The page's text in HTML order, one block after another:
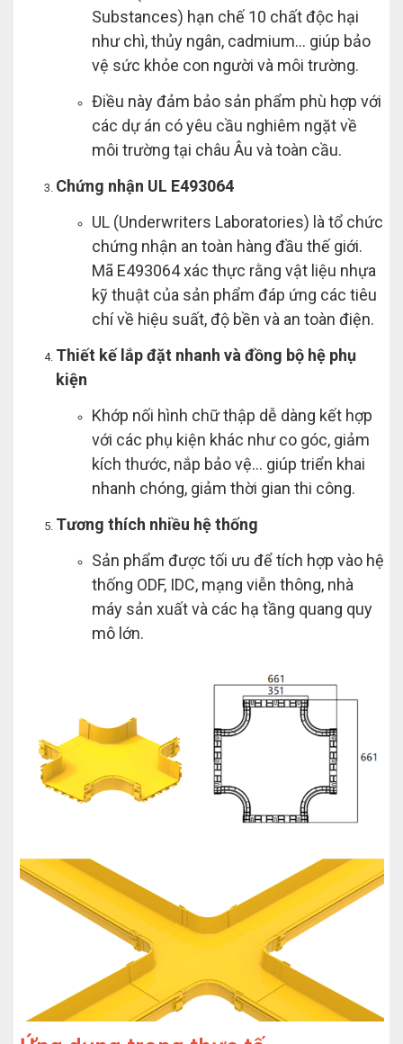
Substances) hạn chế 10 chất độc hại
như chì, thủy ngân, cadmium… giúp bảo
vệ sức khỏe con người và môi trường.
Điều này đảm bảo sản phẩm phù hợp với
các dự án có yêu cầu nghiêm ngặt về
môi trường tại châu Âu và toàn cầu.
Chứng nhận UL E493064
UL (Underwriters Laboratories) là tổ chức
chứng nhận an toàn hàng đầu thế giới.
Mã E493064 xác thực rằng vật liệu nhựa
kỹ thuật của sản phẩm đáp ứng các tiêu
chí về hiệu suất, độ bền và an toàn điện.
Thiết kế lắp đặt nhanh và đồng bộ hệ phụ
kiện
Khớp nối hình chữ thập dễ dàng kết hợp
với các phụ kiện khác như co góc, giảm
kích thước, nắp bảo vệ… giúp triển khai
nhanh chóng, giảm thời gian thi công.
Tương thích nhiều hệ thống
Sản phẩm được tối ưu để tích hợp vào hệ
thống ODF, IDC, mạng viễn thông, nhà
máy sản xuất và các hạ tầng quang quy
mô lớn.